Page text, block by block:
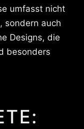
umfasst nicht
sondern auch
Designs, die
besonders